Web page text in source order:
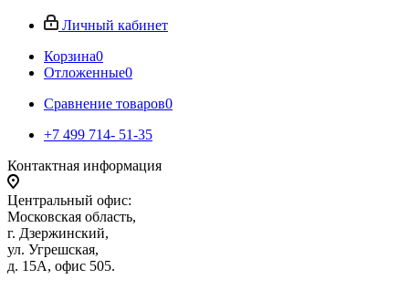
Личный кабинет
Корзина0
Отложенные0
Сравнение товаров0
+7 499 714- 51-35
Контактная информация
Центральный офис:
Московская область,
г. Дзержинский,
ул. Угрешская,
д. 15А, офис 505.